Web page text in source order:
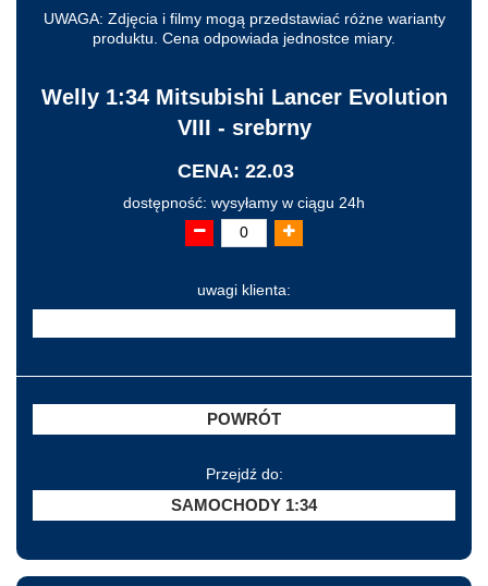
UWAGA: Zdjęcia i filmy mogą przedstawiać różne warianty
produktu. Cena odpowiada jednostce miary.
Welly 1:34 Mitsubishi Lancer Evolution
VIII - srebrny
CENA: 22.03
dostępność: wysyłamy w ciągu 24h
uwagi klienta:
POWRÓT
Przejdź do:
SAMOCHODY 1:34